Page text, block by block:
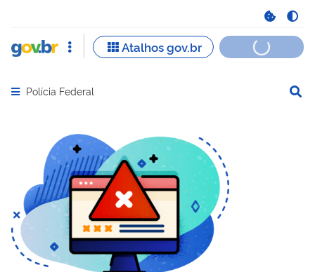
Abrir menu principal de navegação
Polícia Federal